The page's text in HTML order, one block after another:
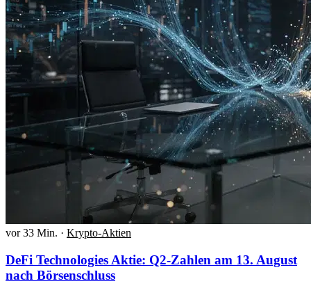
vor 33 Min. · Krypto-Aktien
DeFi Technologies Aktie: Q2-Zahlen am 13. August
nach Börsenschluss